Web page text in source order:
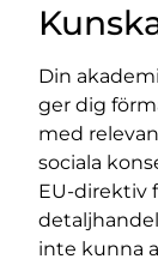
Din
ger dig
med
sociala
EU-direktiv
inte kunna